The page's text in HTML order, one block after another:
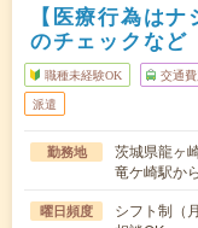
【医療行為は
のチェックなど
職種未経験OK 交通
派遣
勤務地
茨城県龍ヶ
竜ケ崎駅か
曜日頻度
シフト制（